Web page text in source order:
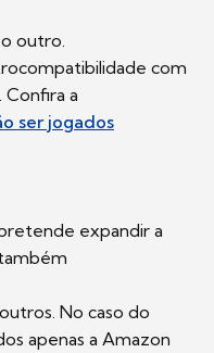
outro.
com
Confira a
ser jogados
expandir a
No caso do
apenas a Amazon